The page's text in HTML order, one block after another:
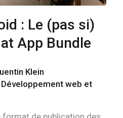
: Le (pas si)
App Bundle
Klein
Développement web et